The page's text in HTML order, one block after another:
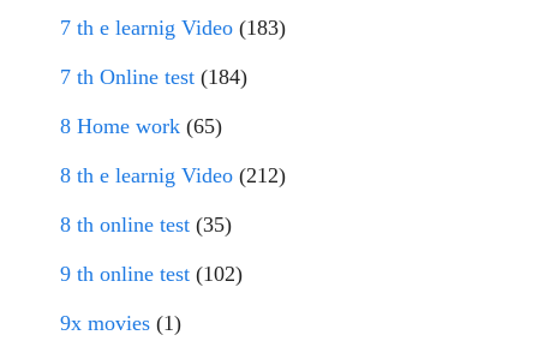
7 th e learnig Video (183)
7 th Online test (184)
8 Home work (65)
8 th e learnig Video (212)
8 th online test (35)
9 th online test (102)
9x movies (1)